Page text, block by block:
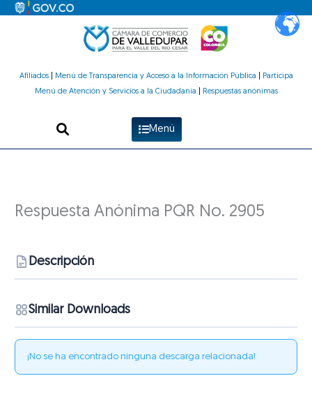
Afiliados| Menú de Transparencia y Acceso a la Información Pública
Participa
Menú de Atención y Servicios a la Ciudadanía
Respuestas anónimas
Menú
Respuesta Anónima PQR No. 2905
Descripción
Similar Downloads
¡No se ha encontrado ninguna descarga relacionada!